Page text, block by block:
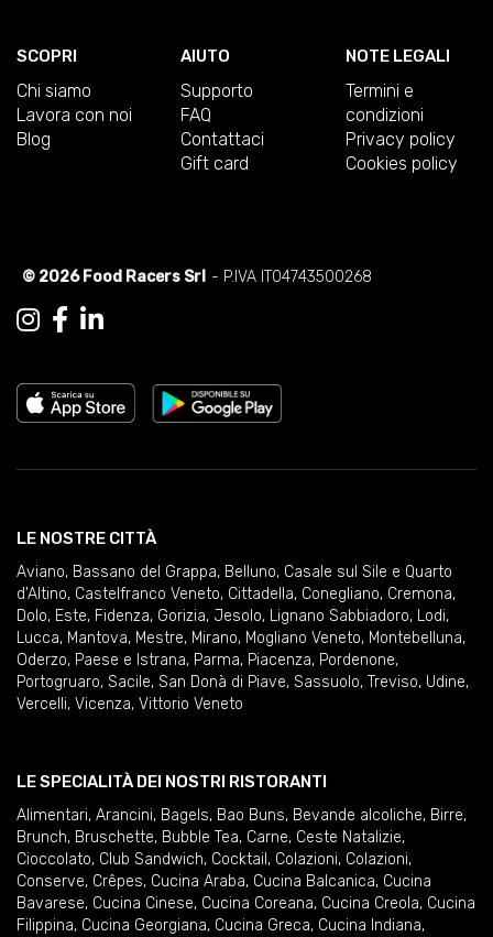
SCOPRI
Chi siamo
Lavora con noi
Blog
AIUTO
Supporto
FAQ
Contattaci
Gift card
NOTE LEGALI
Termini e
condizioni
Privacy policy
Cookies policy
© 2026 Food Racers Srl - P.IVA IT04743500268
LE NOSTRE CITTÀ
Aviano, Bassano del Grappa, Belluno, Casale sul Sile e Quarto
d'Altino, Castelfranco Veneto, Cittadella, Conegliano, Cremona,
Dolo, Este, Fidenza, Gorizia, Jesolo, Lignano Sabbiadoro, Lodi,
Lucca, Mantova, Mestre, Mirano, Mogliano Veneto, Montebelluna,
Oderzo, Paese e Istrana, Parma, Piacenza, Pordenone,
Portogruaro, Sacile, San Donà di Piave, Sassuolo, Treviso, Udine,
Vercelli, Vicenza, Vittorio Veneto
LE SPECIALITÀ DEI NOSTRI RISTORANTI
Alimentari, Arancini, Bagels, Bao Buns, Bevande alcoliche, Birre,
Brunch, Bruschette, Bubble Tea, Carne, Ceste Natalizie,
Cioccolato, Club Sandwich, Cocktail , Colazioni, Colazioni,
Conserve, Crêpes, Cucina Araba, Cucina Balcanica, Cucina
Bavarese, Cucina Cinese, Cucina Coreana, Cucina Creola, Cucina
Filippina, Cucina Georgiana, Cucina Greca, Cucina Indiana,